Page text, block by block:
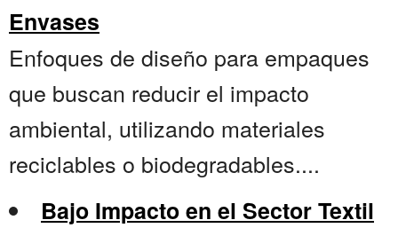
Envases
Enfoques de diseño para empaques
que buscan reducir el impacto
ambiental, utilizando materiales
reciclables o biodegradables....
Bajo Impacto en el Sector Textil